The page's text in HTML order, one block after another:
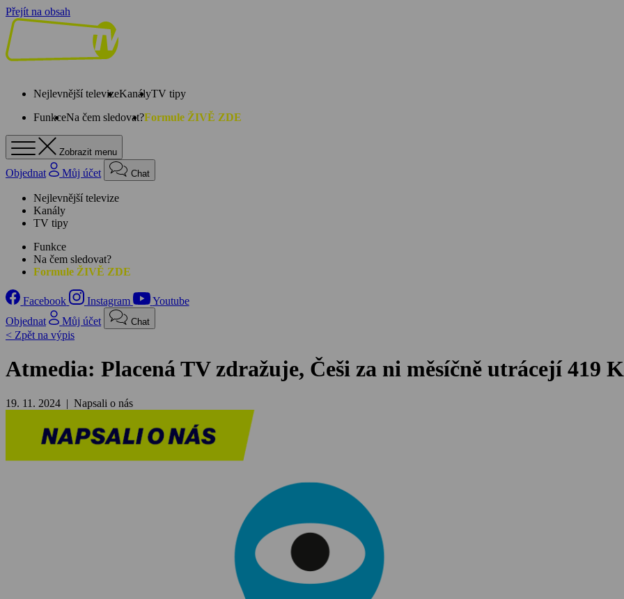
Přejít na obsah
Nejlevnější televizeKanályTV tipy
FunkceNa čem sledovat?Formule ŽIVĚ ZDE
Zobrazit menu
Objednat Můj účet Chat
Nejlevnější televize
Kanály
TV tipy
Funkce
Na čem sledovat?
Formule ŽIVĚ ZDE
Facebook Instagram
Youtube
Objednat
Můj účet Chat
< Zpět na výpis
Atmedia: Placená TV zdražuje, Češi za ni měsíčně utrácejí 419
19. 11. 2024 | Napsali o nás